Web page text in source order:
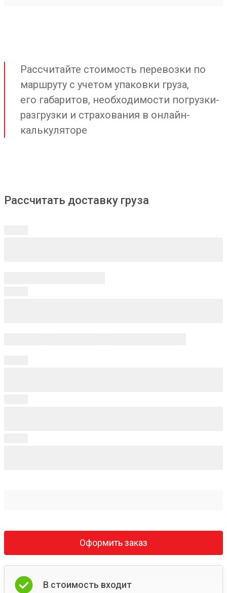
Рассчитайте стоимость перевозки по
маршруту с учетом упаковки груза,
его габаритов, необходимости погрузки-
разгрузки и страхования в онлайн-
калькуляторе
Рассчитать доставку груза
Оформить заказ
В стоимость входит